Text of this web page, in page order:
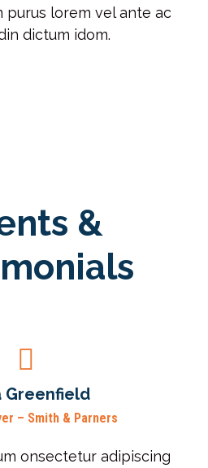
purus lorem vel ante ac
dictum idom.
&
Greenfield
– Smith & Parners
onsectetur adipiscing